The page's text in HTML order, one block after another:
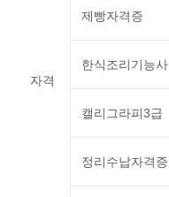
자격
제빵자격증
한식조리기능사
캘리그라피3급
정리수납자격증